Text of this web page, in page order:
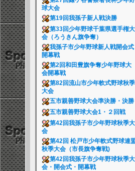
球大会
第19回我孫子新人戦決勝
第33回少年野球千葉県選手権大
会（ろうきん旗争奪）
我孫子市少年野球新人戦開会式
開幕戦
第2回和田豊旗争奪少年野球大
会開幕戦
第82回流山市少年軟式野球秋季
大会
五市親善野球大会準決勝・決勝
五市親善野球大会1・２回戦
第42回我孫子市少年野球秋季大
会
第42回 松戸市少年軟式野球連
秋季大会（市長旗争奪戦)
第42回我孫子市少年野球秋季大
会・開会式・開幕戦